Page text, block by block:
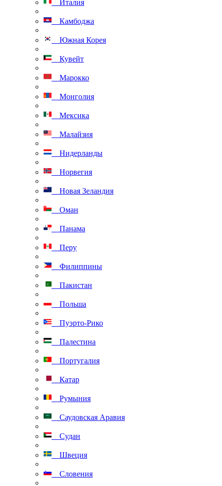
Италия
Камбоджа
Южная Корея
Кувейт
Марокко
Монголия
Мексика
Малайзия
Нидерланды
Норвегия
Новая Зеландия
Оман
Панама
Перу
Филиппины
Пакистан
Польша
Пуэрто-Рико
Палестина
Португалия
Катар
Румыния
Саудовская Аравия
Судан
Швеция
Словения